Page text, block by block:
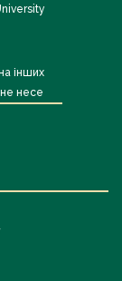
інших
не несе